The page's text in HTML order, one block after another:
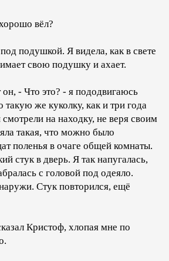
вёл?
подушкой. Я видела, как в свете
свою подушку и ахает.
- Что это? - я пододвигаюсь
же куколку, как и три года
на находку, не веря своим
такая, что можно было
поленья в очаге общей комнаты.
стук в дверь. Я так напугалась,
с головой под одеяло.
Стук повторился, ещё
Кристоф, хлопая мне по